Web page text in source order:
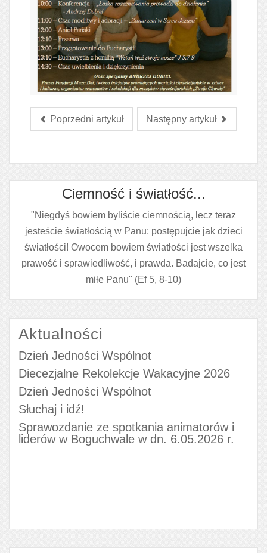
Poprzedni artykuł Następny artykuł
Ciemność i światłość...
"Niegdyś bowiem byliście ciemnością, lecz teraz
jesteście światłością w Panu: postępujcie jak dzieci
światłości! Owocem bowiem światłości jest wszelka
prawość i sprawiedliwość, i prawda. Badajcie, co jest
miłe Panu" (Ef 5, 8-10)
Aktualności
Dzień Jedności Wspólnot
Diecezjalne Rekolekcje Wakacyjne 2026
Dzień Jedności Wspólnot
Słuchaj i idź!
Sprawozdanie ze spotkania animatorów i
liderów w Boguchwale w dn. 6.05.2026 r.